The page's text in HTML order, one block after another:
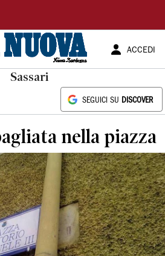
ACCEDI
Sassari
SEGUICI SU DISCOVER
nella piazza